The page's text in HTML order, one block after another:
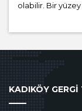
olabilir. Bir yüzey
KADIKÖY GERGİ